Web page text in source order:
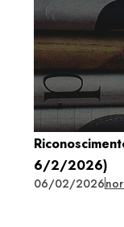
6/2/2026)
06/02/2026